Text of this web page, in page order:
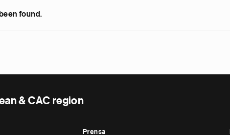
found.
& CAC region
Prensa